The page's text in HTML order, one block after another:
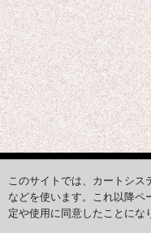
このサイトでは、カートシ
などを使います。これ以降
定や使用に同意したことにな